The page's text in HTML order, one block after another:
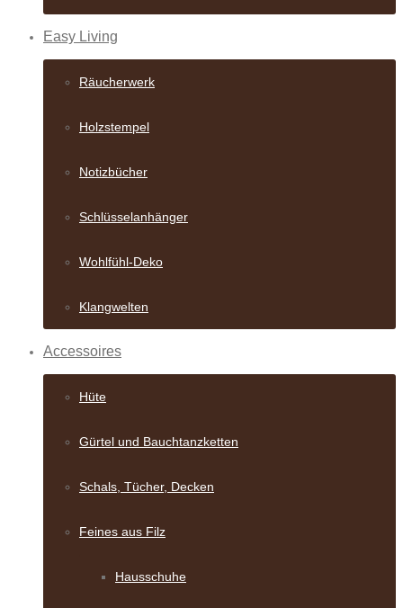
Easy Living
Räucherwerk
Holzstempel
Notizbücher
Schlüsselanhänger
Wohlfühl-Deko
Klangwelten
Accessoires
Hüte
Gürtel und Bauch­tanzketten
Schals, Tücher, Decken
Feines aus Filz
Hausschuhe